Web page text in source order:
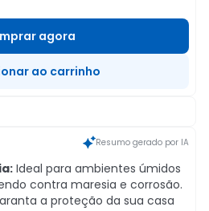
agora
ao carrinho
Resumo gerado por IA
Ideal para ambientes úmidos
contra maresia e corrosão.
a proteção da sua casa